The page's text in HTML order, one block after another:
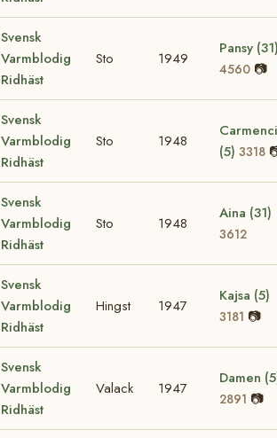
Svensk
Varmblodig
Ridhäst
Sto 1949
Pansy
4560 📷
Svensk
Varmblodig
Ridhäst
Sto 1948
(5) 3318
Svensk
Varmblodig
Ridhäst
Sto 1948
Aina (31)
3612
Svensk
Varmblodig
Ridhäst
Hingst 1947
Kajsa (5)
3181 📷
Svensk
Varmblodig
Ridhäst
Valack 1947
Damen
2891 📷